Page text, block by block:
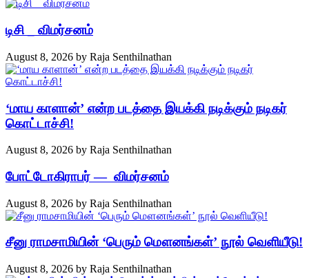
டிசி _ விமர்சனம்
August 8, 2026 by Raja Senthilnathan
‘மாய காளான்’ என்ற படத்தை இயக்கி நடிக்கும் நடிகர்
கொட்டாச்சி!
August 8, 2026 by Raja Senthilnathan
போட்டோகிராபர் — விமர்சனம்
August 8, 2026 by Raja Senthilnathan
சீனு ராமசாமியின் ‘பெரும் மௌனங்கள்’ நூல் வெளியீடு!
August 8, 2026 by Raja Senthilnathan